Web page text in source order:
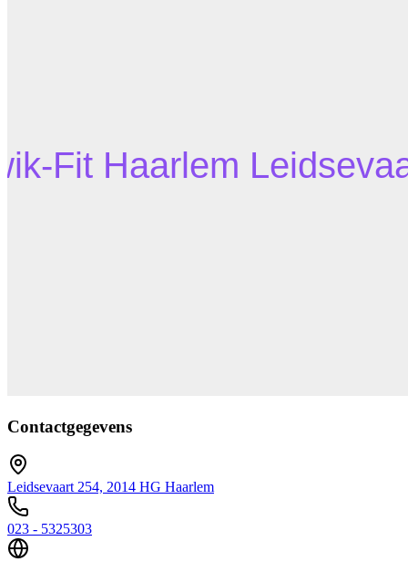
Contactgegevens
Leidsevaart 254, 2014 HG Haarlem
023 - 5325303